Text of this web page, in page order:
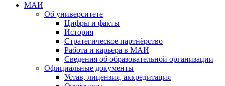
МАИ
Об университете
Цифры и факты
История
Стратегическое партнёрство
Работа и карьера в МАИ
Сведения об образовательной организации
Официальные документы
Устав, лицензия, аккредитация